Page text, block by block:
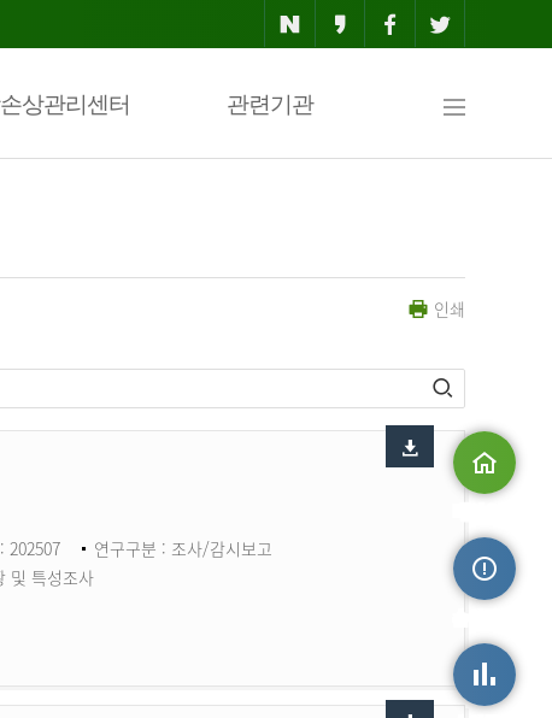
상관리센터 관련기관
맵
인쇄
202507
연구구분 : 조사/감시보고
및 특성조사
손상정보